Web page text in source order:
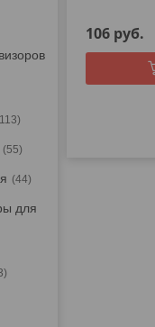
106 руб.
113
55
44
для